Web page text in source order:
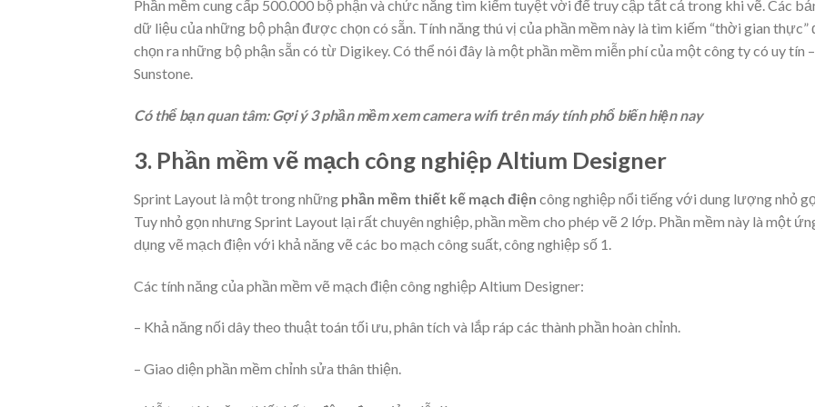
Phần mềm cung cấp 500.000 bộ phận và chức năng tìm kiếm tuyệt vời để truy cập tất cả trong khi vẽ. Các
dữ liệu của những bộ phận được chọn có sẵn. Tính năng thú vị của phần mềm này là tìm kiếm “thời gian thực”
chọn ra những bộ phận sẵn có từ Digikey. Có thể nói đây là một phần mềm miễn phí của một công ty có uy tín –
Sunstone.
Có thể bạn quan tâm: Gợi ý 3 phần mềm xem camera wifi trên máy tính phổ biến hiện nay
3. Phần mềm vẽ mạch công nghiệp Altium Designer
Sprint Layout là một trong những phần mềm thiết kế mạch điện công nghiệp nổi tiếng với dung lượng nhỏ
Tuy nhỏ gọn nhưng Sprint Layout lại rất chuyên nghiệp, phần mềm cho phép vẽ 2 lớp. Phần mềm này là một
dụng vẽ mạch điện với khả năng vẽ các bo mạch công suất, công nghiệp số 1.
Các tính năng của phần mềm vẽ mạch điện công nghiệp Altium Designer:
– Khả năng nối dây theo thuật toán tối ưu, phân tích và lắp ráp các thành phần hoàn chỉnh.
– Giao diện phần mềm chỉnh sửa thân thiện.